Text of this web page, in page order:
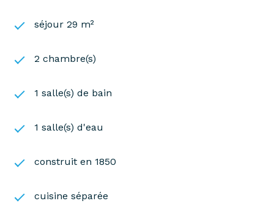
séjour 29 m²
2 chambre(s)
1 salle(s) de bain
1 salle(s) d'eau
construit en 1850
cuisine séparée